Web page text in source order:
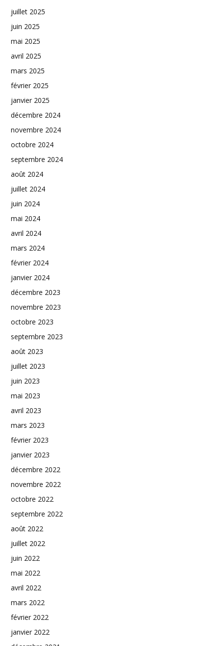
juillet 2025
juin 2025
mai 2025
avril 2025
mars 2025
février 2025
janvier 2025
décembre 2024
novembre 2024
octobre 2024
septembre 2024
août 2024
juillet 2024
juin 2024
mai 2024
avril 2024
mars 2024
février 2024
janvier 2024
décembre 2023
novembre 2023
octobre 2023
septembre 2023
août 2023
juillet 2023
juin 2023
mai 2023
avril 2023
mars 2023
février 2023
janvier 2023
décembre 2022
novembre 2022
octobre 2022
septembre 2022
août 2022
juillet 2022
juin 2022
mai 2022
avril 2022
mars 2022
février 2022
janvier 2022